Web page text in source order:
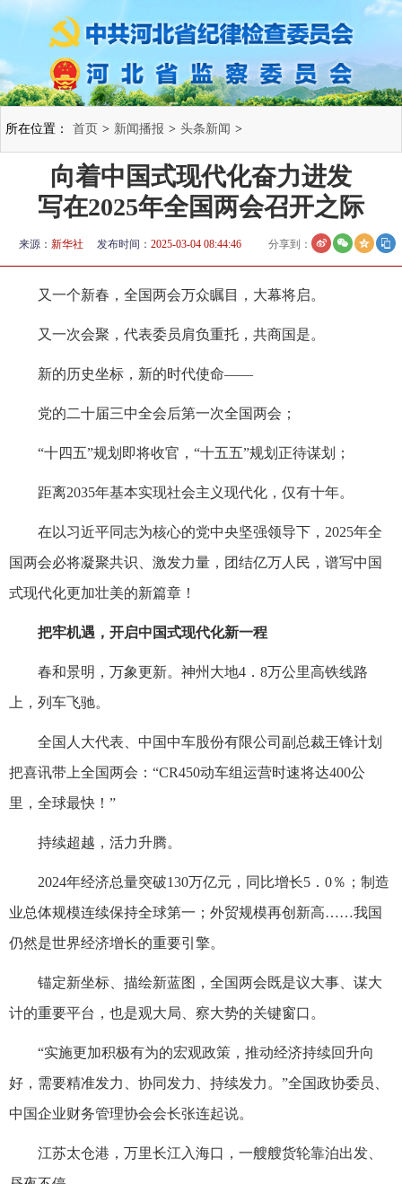
所在位置： 首页 > 新闻播报 > 头条新闻 >
向着中国式现代化奋力进发
写在2025年全国两会召开之际
来源： 新华社 发布时间： 2025-03-04 08:44:46 分享到：
又一个新春，全国两会万众瞩目，大幕将启。
又一次会聚，代表委员肩负重托，共商国是。
新的历史坐标，新的时代使命——
党的二十届三中全会后第一次全国两会；
“十四五”规划即将收官，“十五五”规划正待谋划；
距离2035年基本实现社会主义现代化，仅有十年。
在以习近平同志为核心的党中央坚强领导下，2025年全
国两会必将凝聚共识、激发力量，团结亿万人民，谱写中国
式现代化更加壮美的新篇章！
把牢机遇，开启中国式现代化新一程
春和景明，万象更新。神州大地4．8万公里高铁线路
上，列车飞驰。
全国人大代表、中国中车股份有限公司副总裁王锋计划
把喜讯带上全国两会：“CR450动车组运营时速将达400公
里，全球最快！”
持续超越，活力升腾。
2024年经济总量突破130万亿元，同比增长5．0％；制造
业总体规模连续保持全球第一；外贸规模再创新高……我国
仍然是世界经济增长的重要引擎。
锚定新坐标、描绘新蓝图，全国两会既是议大事、谋大
计的重要平台，也是观大局、察大势的关键窗口。
“实施更加积极有为的宏观政策，推动经济持续回升向
好，需要精准发力、协同发力、持续发力。”全国政协委员、
中国企业财务管理协会会长张连起说。
江苏太仓港，万里长江入海口，一艘艘货轮靠泊出发、